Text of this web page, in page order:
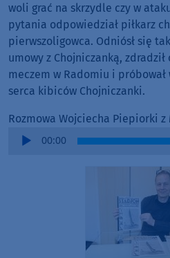
woli grać na skrzydle czy w
pytania odpowiedział piłkarz
pierwszoligowca. Odniósł się
umowy z Chojniczanką,
meczem w Radomiu i
serca kibiców Chojniczanki.
Rozmowa Wojciecha Piepiorki z
Audio
00:00